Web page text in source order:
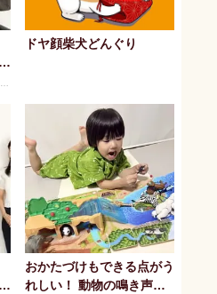
PR(アタック・キュキュット｜Hugkum)
ドヤ顔柴犬どんぐり
おかたづけもできる点がう
れしい！ 動物の鳴き声や